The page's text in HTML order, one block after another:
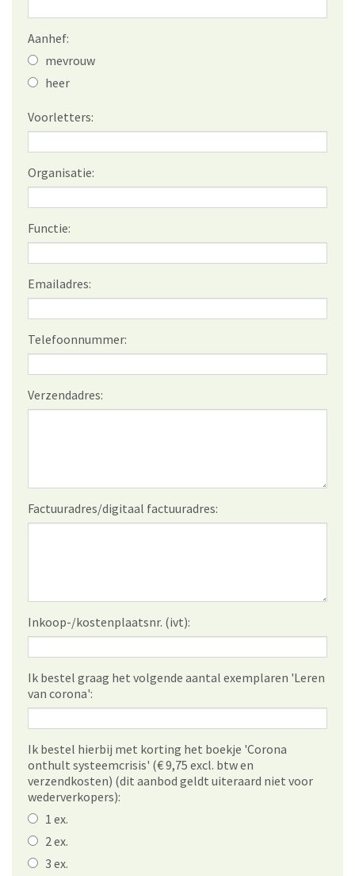
Aanhef:
mevrouw
heer
Voorletters:
Organisatie:
Functie:
Emailadres:
Telefoonnummer:
Verzendadres:
Factuuradres/digitaal factuuradres:
Inkoop-/kostenplaatsnr. (ivt):
Ik bestel graag het volgende aantal exemplaren 'Leren
van corona':
Ik bestel hierbij met korting het boekje 'Corona
onthult systeemcrisis' (€ 9,75 excl. btw en
verzendkosten) (dit aanbod geldt uiteraard niet voor
wederverkopers):
1 ex.
2 ex.
3 ex.